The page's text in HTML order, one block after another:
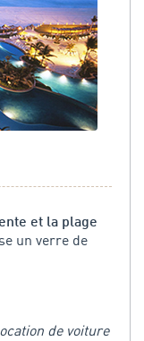
et la plage
un verre de
de voiture